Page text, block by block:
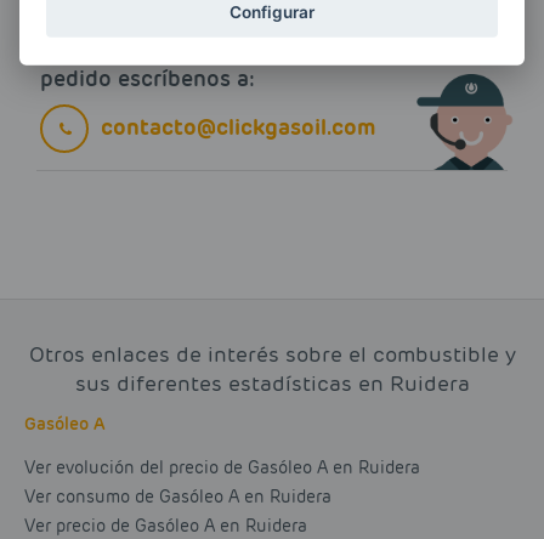
pedido escríbenos a:
contacto@clickgasoil.com
Otros enlaces de interés sobre el combustible y
sus diferentes estadísticas en Ruidera
Gasóleo A
Ver evolución del precio de Gasóleo A en Ruidera
Ver consumo de Gasóleo A en Ruidera
Ver precio de Gasóleo A en Ruidera
Configurar